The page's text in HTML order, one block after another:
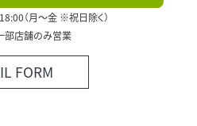
（月～金 ※祝日除く）
部店舗のみ営業
FORM